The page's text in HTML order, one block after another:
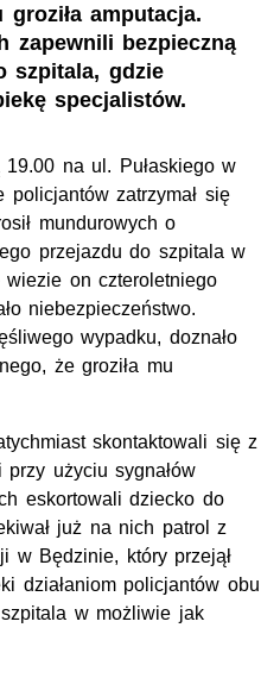
amputacja.
zapewnili bezpieczną
szpitala, gdzie
specjalistów.
19.00 na ul . Pułaskiego w
policjantów zatrzymał się
mundurowych o
przejazdu do szpitala w
wiezie on czteroletniego
niebezpieczeństwo.
wypadku, doznało
że groziła mu
skontaktowali się z
użyciu sygnałów
eskortowali dziecko do
już na nich patrol z
w Będzinie, który przejął
działaniom policjantów obu
szpitala w możliwie jak